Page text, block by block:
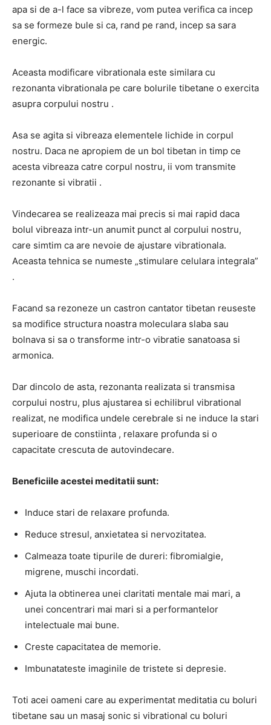
apa si de a-l face sa vibreze, vom putea verifica ca incep
sa se formeze bule si ca, rand pe rand, incep sa sara
energic.
Aceasta modificare vibrationala este similara cu
rezonanta vibrationala pe care bolurile tibetane o exercita
asupra corpului nostru .
Asa se agita si vibreaza elementele lichide in corpul
nostru. Daca ne apropiem de un bol tibetan in timp ce
acesta vibreaza catre corpul nostru, ii vom transmite
rezonante si vibratii .
Vindecarea se realizeaza mai precis si mai rapid daca
bolul vibreaza intr-un anumit punct al corpului nostru,
care simtim ca are nevoie de ajustare vibrationala.
Aceasta tehnica se numeste „stimulare celulara integrala”
.
Facand sa rezoneze un castron cantator tibetan reuseste
sa modifice structura noastra moleculara slaba sau
bolnava si sa o transforme intr-o vibratie sanatoasa si
armonica.
Dar dincolo de asta, rezonanta realizata si transmisa
corpului nostru, plus ajustarea si echilibrul vibrational
realizat, ne modifica undele cerebrale si ne induce la stari
superioare de constiinta , relaxare profunda si o
capacitate crescuta de autovindecare.
Beneficiile acestei meditatii sunt:
Induce stari de relaxare profunda.
Reduce stresul, anxietatea si nervozitatea.
Calmeaza toate tipurile de dureri: fibromialgie,
migrene, muschi incordati.
Ajuta la obtinerea unei claritati mentale mai mari, a
unei concentrari mai mari si a performantelor
intelectuale mai bune.
Creste capacitatea de memorie.
Imbunatateste imaginile de tristete si depresie.
Toti acei oameni care au experimentat meditatia cu boluri
tibetane sau un masaj sonic si vibrational cu boluri